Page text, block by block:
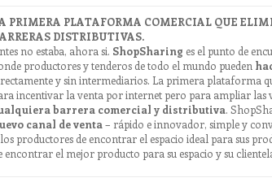
PRIMERA PLATAFORMA COMERCIAL QUE
DISTRIBUTIVAS.
no estaba, ahora si. ShopSharing es el punto de
productores y tenderos de todo el mundo pueden
y sin intermediarios. La primera plataforma
incentivar la venta por internet pero para ampliar las
barrera comercial y distributiva.
canal de venta– rápido e innovador, simple y
productores de encontrar el espacio ideal para sus
encontrar el mejor producto para su espacio y su